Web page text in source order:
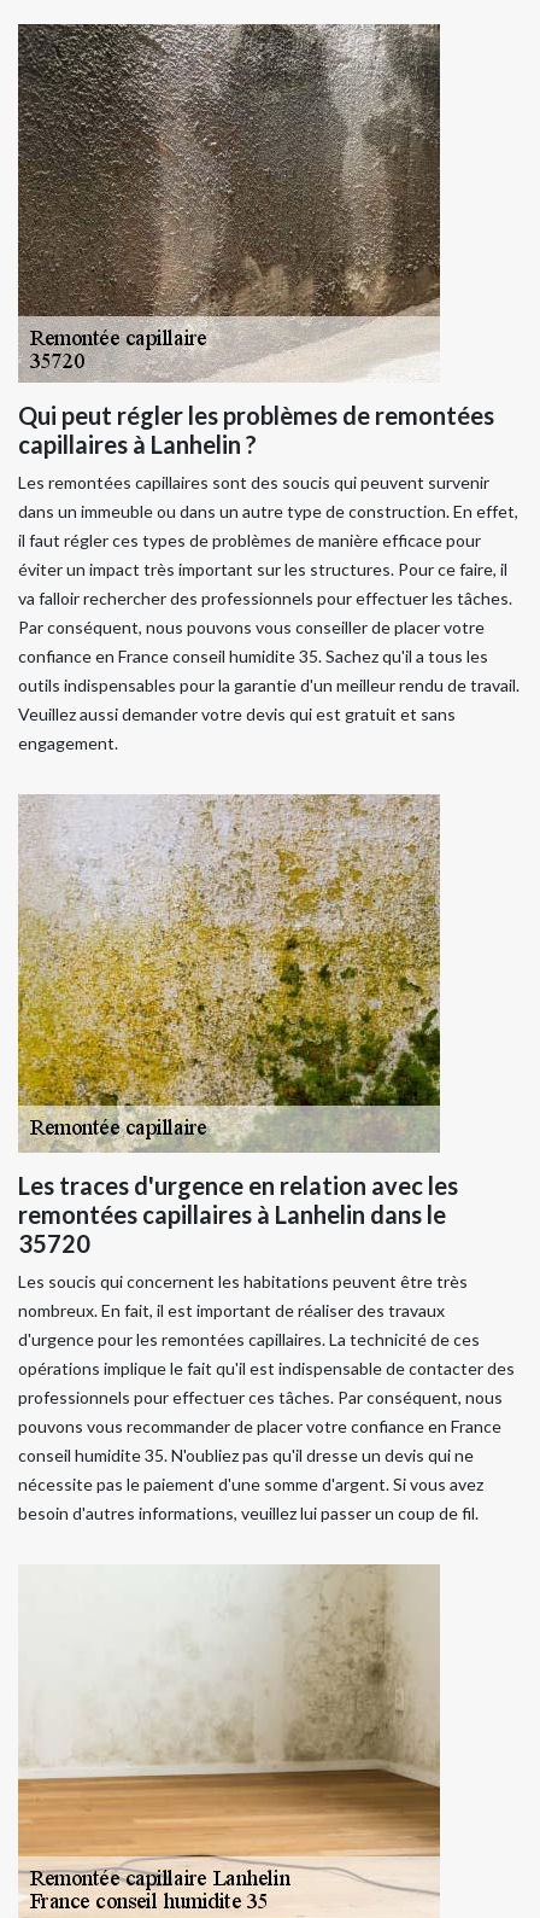
Qui peut régler les problèmes de remontées
capillaires à Lanhelin ?
Les remontées capillaires sont des soucis qui peuvent survenir
dans un immeuble ou dans un autre type de construction. En effet,
il faut régler ces types de problèmes de manière efficace pour
éviter un impact très important sur les structures. Pour ce faire, il
va falloir rechercher des professionnels pour effectuer les tâches.
Par conséquent, nous pouvons vous conseiller de placer votre
confiance en France conseil humidite 35. Sachez qu'il a tous les
outils indispensables pour la garantie d'un meilleur rendu de travail.
Veuillez aussi demander votre devis qui est gratuit et sans
engagement.
Les traces d'urgence en relation avec les
remontées capillaires à Lanhelin dans le
35720
Les soucis qui concernent les habitations peuvent être très
nombreux. En fait, il est important de réaliser des travaux
d'urgence pour les remontées capillaires. La technicité de ces
opérations implique le fait qu'il est indispensable de contacter des
professionnels pour effectuer ces tâches. Par conséquent, nous
pouvons vous recommander de placer votre confiance en France
conseil humidite 35. N'oubliez pas qu'il dresse un devis qui ne
nécessite pas le paiement d'une somme d'argent. Si vous avez
besoin d'autres informations, veuillez lui passer un coup de fil.